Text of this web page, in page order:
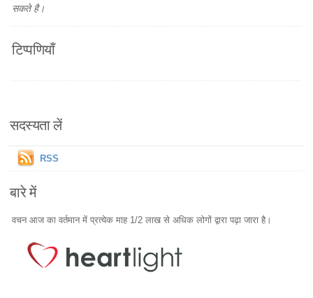
सकते है।
टिप्पणियाँ
सदस्यता लें
RSS
बारे में
वचन आज का वर्तमान में प्रत्येक माह 1/2 लाख से अधिक लोगों द्वारा पढ़ा जारा है।